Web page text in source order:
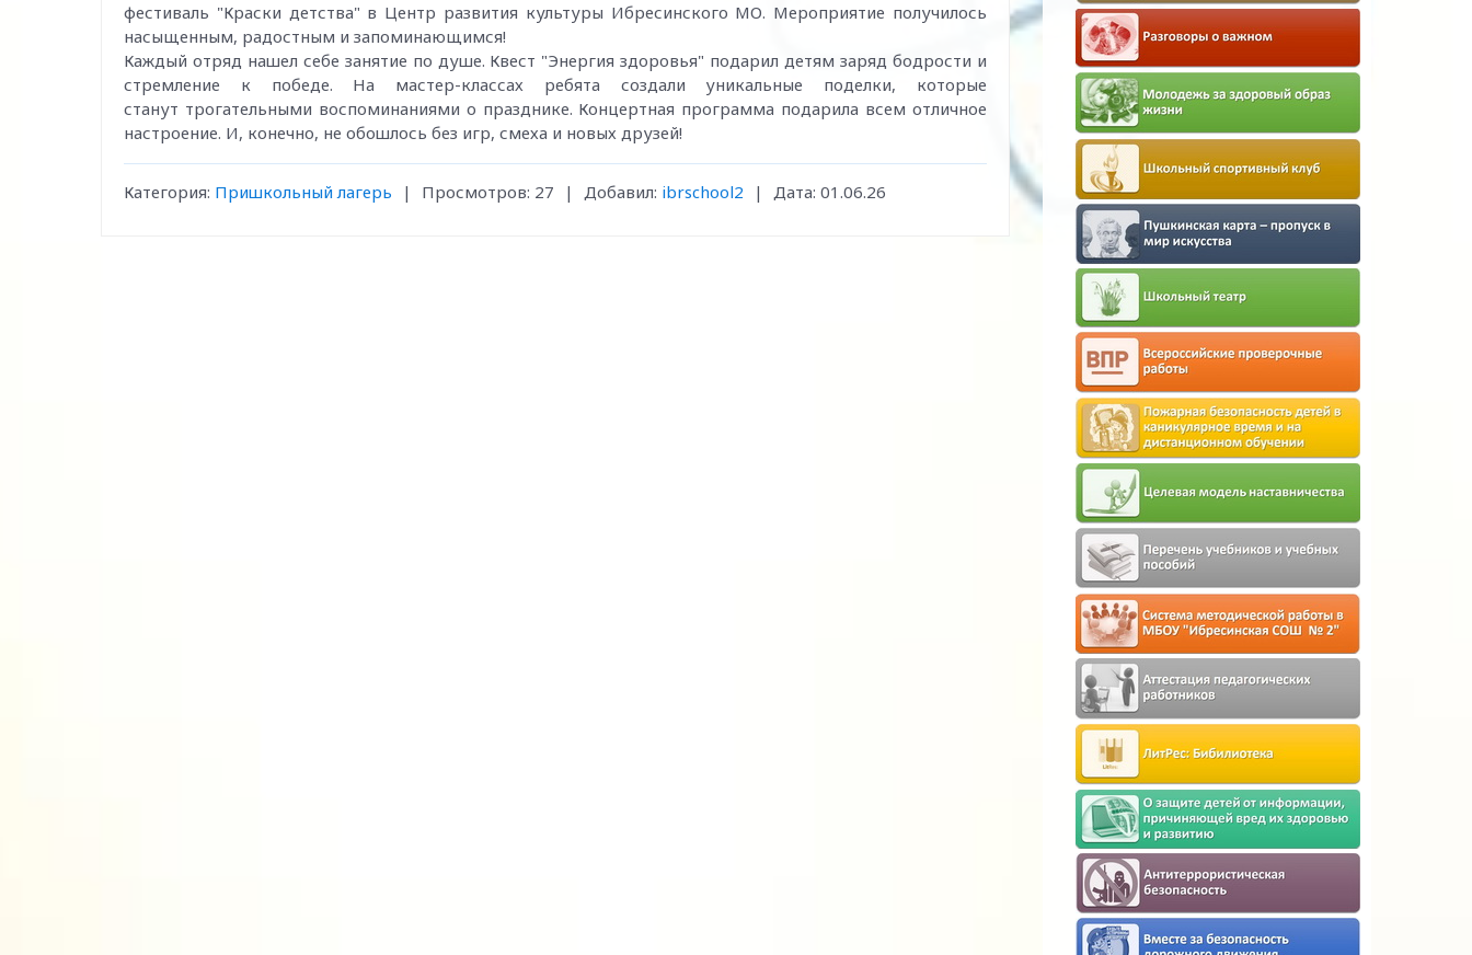
фестиваль "Краски детства" в Центр развития культуры Ибресинского МО. Мероприятие получилось
насыщенным, радостным и запоминающимся!
Каждый отряд нашел себе занятие по душе. Квест "Энергия здоровья" подарил детям заряд бодрости и
стремление к победе. На мастер-классах ребята создали уникальные поделки, которые
станут трогательными воспоминаниями о празднике. Концертная программа подарила всем отличное
настроение. И, конечно, не обошлось без игр, смеха и новых друзей!
Категория: Пришкольный лагерь | Просмотров: 27 | Добавил: ibrschool2 | Дата: 01.06.26